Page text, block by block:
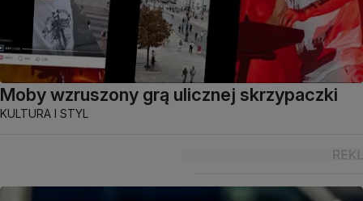
Moby wzruszony grą ulicznej skrzypaczki
KULTURA I STYL